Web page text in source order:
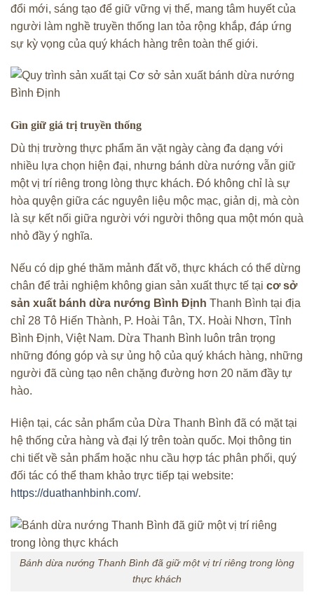
đổi mới, sáng tạo để giữ vững vị thế, mang tâm huyết của
người làm nghề truyền thống lan tỏa rộng khắp, đáp ứng
sự kỳ vọng của quý khách hàng trên toàn thế giới.
Gìn giữ giá trị truyền thống
Dù thị trường thực phẩm ăn vặt ngày càng đa dạng với
nhiều lựa chọn hiện đại, nhưng bánh dừa nướng vẫn giữ
một vị trí riêng trong lòng thực khách. Đó không chỉ là sự
hòa quyện giữa các nguyên liệu mộc mạc, giản dị, mà còn
là sự kết nối giữa người với người thông qua một món quà
nhỏ đầy ý nghĩa.
Nếu có dịp ghé thăm mảnh đất võ, thực khách có thể dừng
chân để trải nghiệm không gian sản xuất thực tế tại cơ sở
sản xuất bánh dừa nướng Bình Định Thanh Bình tại địa
chỉ 28 Tô Hiến Thành, P. Hoài Tân, TX. Hoài Nhơn, Tỉnh
Bình Định, Việt Nam. Dừa Thanh Bình luôn trân trọng
những đóng góp và sự ủng hộ của quý khách hàng, những
người đã cùng tạo nên chặng đường hơn 20 năm đầy tự
hào.
Hiện tại, các sản phẩm của Dừa Thanh Bình đã có mặt tại
hệ thống cửa hàng và đại lý trên toàn quốc. Mọi thông tin
chi tiết về sản phẩm hoặc nhu cầu hợp tác phân phối, quý
đối tác có thể tham khảo trực tiếp tại website:
https://duathanhbinh.com/.
Bánh dừa nướng Thanh Bình đã giữ một vị trí riêng trong lòng
thực khách